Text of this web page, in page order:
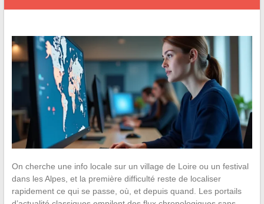
On cherche une info locale sur un village de Loire ou un festival
dans les Alpes, et la première difficulté reste de localiser
rapidement ce qui se passe, où, et depuis quand. Les portails